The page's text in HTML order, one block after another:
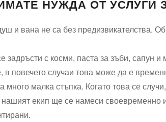
НУЖДА ОТ УСЛУГИ
и вана не са без предизвикателства.
задръсти с косми, паста за зъби, сапун
повечето случаи това може да е
много малка стъпка. Когато това се
екип ще се намеси своевременно